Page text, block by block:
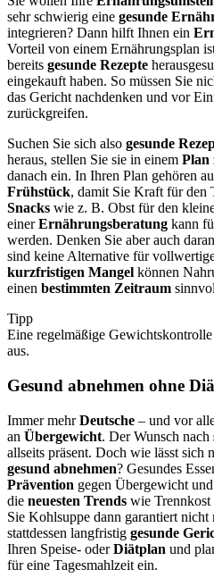
sehr schwierig eine gesunde
integrieren? Dann hilft Ihnen ein
Vorteil von einem Ernährungsplan
bereits gesunde Rezepte
eingekauft haben. So müssen Sie
das Gericht nachdenken und vor
zurückgreifen.
Suchen Sie sich also gesunde
heraus, stellen Sie sie in einem Plan
danach ein. In Ihren Plan gehören
Frühstück, damit Sie Kraft für den
Snacks wie z. B. Obst für den
einerErnährungsberatung kann
werden. Denken Sie aber auch
sind keine Alternative für
kurzfristigen Mangel können
einen bestimmten Zeitraum
Tipp
Eine regelmäßige
aus.
Gesund abnehmen ohne
Immer mehrDeutsche – und vor
an Übergewicht. Der Wunsch nach
allseits präsent. Doch wie lässt sich
gesund abnehmen? Gesundes
Prävention gegen Übergewicht
die neuesten Trends wie Trennkost
Sie Kohlsuppe dann garantiert nicht
stattdessen langfristig gesunde
Ihren Speise- oderDiätplan und
für eine Tagesmahlzeit ein.